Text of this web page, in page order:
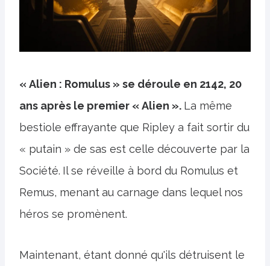
« Alien : Romulus » se déroule en 2142, 20
ans après le premier « Alien ». La même
bestiole effrayante que Ripley a fait sortir du
« putain » de sas est celle découverte par la
Société. Il se réveille à bord du Romulus et
Remus, menantau carnage dans lequel nos
héros se promènent.
Maintenant, étant donné qu'ils détruisent le